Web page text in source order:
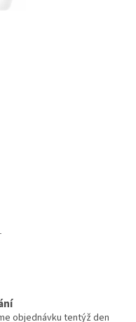
objednávku tentýž den